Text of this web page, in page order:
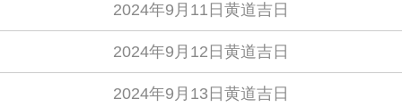
2024年9月11日黄道吉日
2024年9月12日黄道吉日
2024年9月13日黄道吉日